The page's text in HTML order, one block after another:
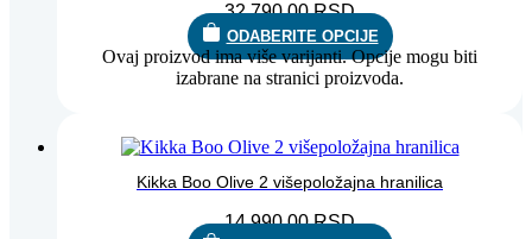
32.790,00RSD
ODABERITE OPCIJE
Ovaj proizvod ima više varijanti. Opcije mogu biti
izabrane na stranici proizvoda.
Kikka Boo Olive 2 višepoložajna hranilica
14.990,00RSD